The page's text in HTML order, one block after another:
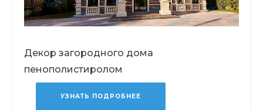
Декор загородного дома
пенополистиролом
УЗНАТЬ ПОДРОБНЕЕ